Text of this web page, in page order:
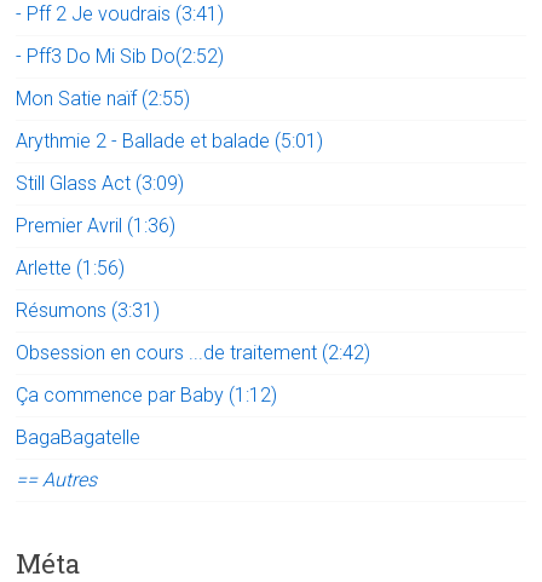
- Pff 2 Je voudrais (3:41)
- Pff3 Do Mi Sib Do(2:52)
Mon Satie naïf (2:55)
Arythmie 2 - Ballade et balade (5:01)
Still Glass Act (3:09)
Premier Avril (1:36)
Arlette (1:56)
Résumons (3:31)
Obsession en cours ...de traitement (2:42)
Ça commence par Baby (1:12)
BagaBagatelle
== Autres
Méta